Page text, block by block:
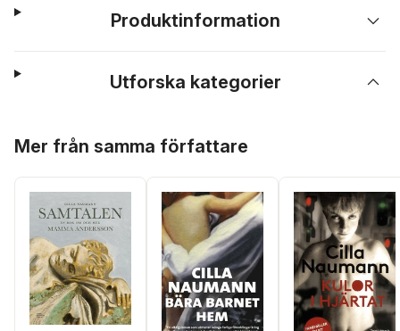
Produktinformation
Utforska kategorier
Mer från samma författare